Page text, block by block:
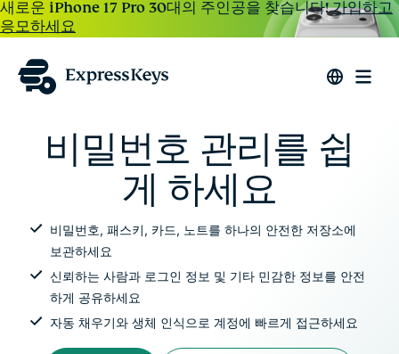
새로운 iPhone 17 Pro 30대의 주인공을 찾습니다!가입하고
응모하세요
비밀번호 관리를 쉽
게 하세요
비밀번호, 패스키, 카드, 노트를 하나의 안전한 저장소에
보관하세요
신뢰하는 사람과 로그인 정보 및 기타 민감한 정보를 안전
하게 공유하세요
자동 채우기와 생체 인식으로 계정에 빠르게 접근하세요